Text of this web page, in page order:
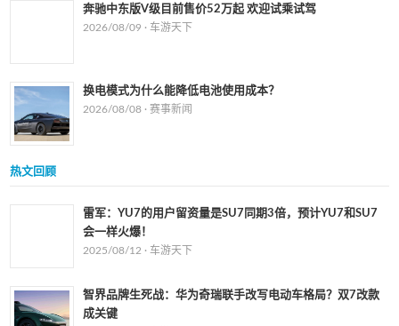
奔驰中东版V级目前售价52万起 欢迎试乘试驾
2026/08/09 ·车游天下
换电模式为什么能降低电池使用成本？
2026/08/08 · 赛事新闻
热文回顾
雷军：YU7的用户留资量是SU7同期3倍，预计YU7和SU7
会一样火爆！
2025/08/12 ·车游天下
智界品牌生死战：华为奇瑞联手改写电动车格局？双7改款
成关键